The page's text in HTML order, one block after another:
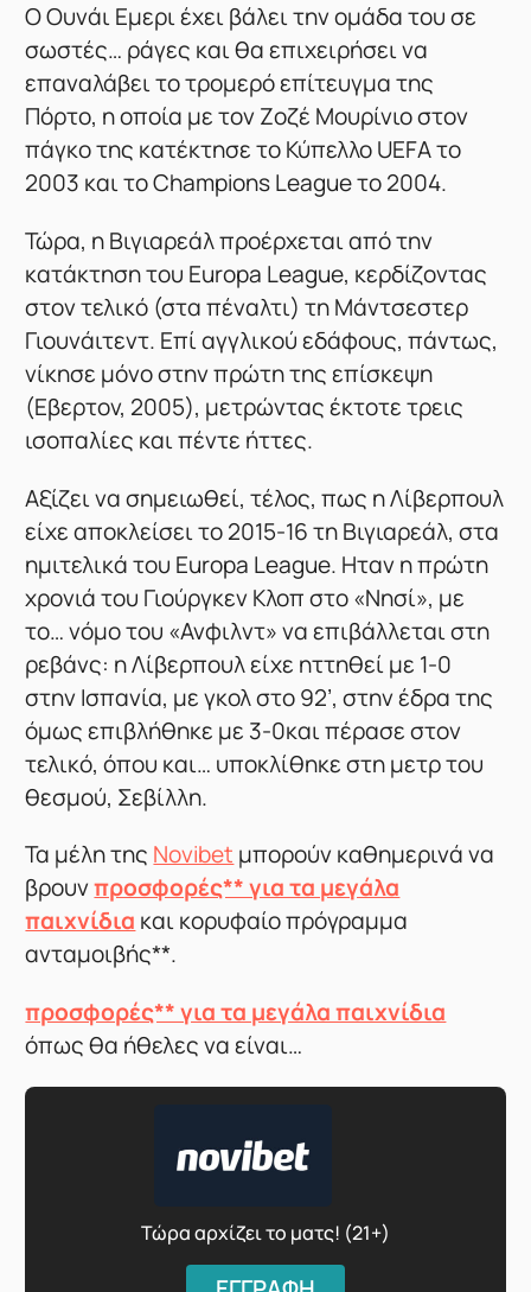
Ο Ουνάι Εμερι έχει βάλει την ομάδα του σε
σωστές… ράγες και θα επιχειρήσει να
επαναλάβει το τρομερό επίτευγμα της
Πόρτο, η οποία με τον Ζοζέ Μουρίνιο στον
πάγκο της κατέκτησε το Κύπελλο UEFA το
2003 και το Champions League το 2004.
Τώρα, η Βιγιαρεάλ προέρχεται από την
κατάκτηση του Europa League, κερδίζοντας
στον τελικό (στα πέναλτι) τη Μάντσεστερ
Γιουνάιτεντ. Επί αγγλικού εδάφους, πάντως,
νίκησε μόνο στην πρώτη της επίσκεψη
(Εβερτον, 2005), μετρώντας έκτοτε τρεις
ισοπαλίες και πέντε ήττες.
Αξίζει να σημειωθεί, τέλος, πως η Λίβερπουλ
είχε αποκλείσει το 2015-16 τη Βιγιαρεάλ, στα
ημιτελικά του Europa League. Ηταν η πρώτη
χρονιά του Γιούργκεν Κλοπ στο «Νησί», με
το… νόμο του «Ανφιλντ» να επιβάλλεται στη
ρεβάνς: η Λίβερπουλ είχε ηττηθεί με 1-0
στην Ισπανία, με γκολ στο 92’, στην έδρα της
όμως επιβλήθηκε με 3-0και πέρασε στον
τελικό, όπου και… υποκλίθηκε στη μετρ του
θεσμού, Σεβίλλη.
Τα μέλη της Novibet μπορούν καθημερινά να
βρουνπροσφορές** για τα μεγάλα
παιχνίδια και κορυφαίο πρόγραμμα
ανταμοιβής**.
προσφορές** για τα μεγάλα παιχνίδια
όπως θα ήθελες να είναι…
Τώρα αρχίζει το ματς! (21+)